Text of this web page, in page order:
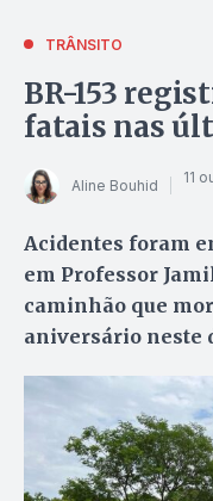
TRÂNSITO
BR-153
fatais nas
Aline Bouhid 11
Acidentes foram
em Professor
caminhão que
aniversário neste